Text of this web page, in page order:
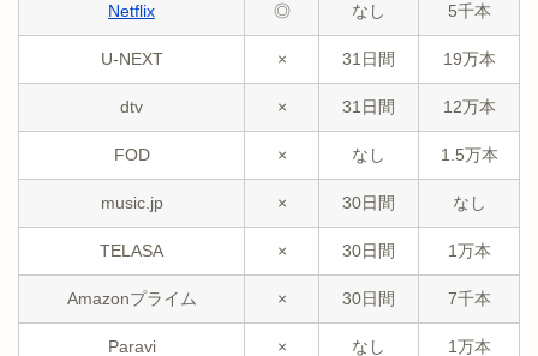
Netflix ◎ なし 5千本
U-NEXT × 31日間 19万本
dtv × 31日間 12万本
FOD × なし 1.5万本
music.jp × 30日間 なし
TELASA × 30日間 1万本
Amazonプライム × 30日間 7千本
Paravi × なし 1万本